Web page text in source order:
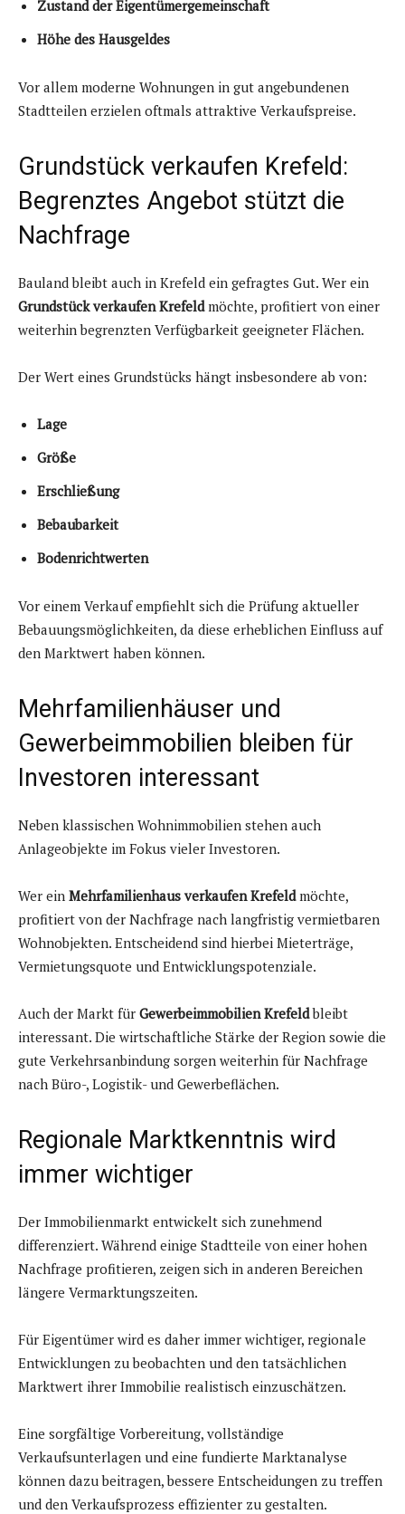
Zustand der Eigentümergemeinschaft
Höhe des Hausgeldes
Vor allem moderne Wohnungen in gut angebundenen
Stadtteilen erzielen oftmals attraktive Verkaufspreise.
Grundstück verkaufen Krefeld:
Begrenztes Angebot stützt die
Nachfrage
Bauland bleibt auch in Krefeld ein gefragtes Gut. Wer ein
Grundstück verkaufen Krefeldmöchte, profitiert von einer
weiterhin begrenzten Verfügbarkeit geeigneter Flächen.
Der Wert eines Grundstücks hängt insbesondere ab von:
Lage
Größe
Erschließung
Bebaubarkeit
Bodenrichtwerten
Vor einem Verkauf empfiehlt sich die Prüfung aktueller
Bebauungsmöglichkeiten, da diese erheblichen Einfluss auf
den Marktwert haben können.
Mehrfamilienhäuser und
Gewerbeimmobilien bleiben für
Investoren interessant
Neben klassischen Wohnimmobilien stehen auch
Anlageobjekte im Fokus vieler Investoren.
Wer ein Mehrfamilienhaus verkaufen Krefeldmöchte,
profitiert von der Nachfrage nach langfristig vermietbaren
Wohnobjekten. Entscheidend sind hierbei Mieterträge,
Vermietungsquote und Entwicklungspotenziale.
Auch der Markt für Gewerbeimmobilien Krefeldbleibt
interessant. Die wirtschaftliche Stärke der Region sowie die
gute Verkehrsanbindung sorgen weiterhin für Nachfrage
nach Büro-, Logistik- und Gewerbeflächen.
Regionale Marktkenntnis wird
immer wichtiger
Der Immobilienmarkt entwickelt sich zunehmend
differenziert. Während einige Stadtteile von einer hohen
Nachfrage profitieren, zeigen sich in anderen Bereichen
längere Vermarktungszeiten.
Für Eigentümer wird es daher immer wichtiger, regionale
Entwicklungen zu beobachten und den tatsächlichen
Marktwert ihrer Immobilie realistisch einzuschätzen.
Eine sorgfältige Vorbereitung, vollständige
Verkaufsunterlagen und eine fundierte Marktanalyse
können dazu beitragen, bessere Entscheidungen zu treffen
und den Verkaufsprozess effizienter zu gestalten.